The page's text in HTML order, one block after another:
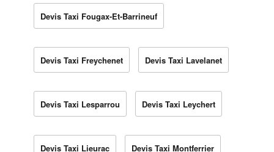
Devis Taxi Fougax-Et-Barrineuf
Devis Taxi Freychenet Devis Taxi Lavelanet
Devis Taxi Lesparrou Devis Taxi Leychert
Devis Taxi Lieurac Devis Taxi Montferrier